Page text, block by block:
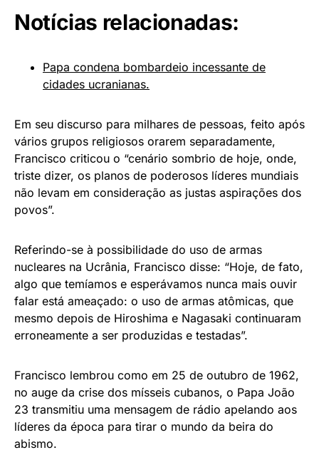
Notícias relacionadas:
Papa condena bombardeio incessante de
cidades ucranianas.
Em seu discurso para milhares de pessoas, feito após
vários grupos religiosos orarem separadamente,
Francisco criticou o “cenário sombrio de hoje, onde,
triste dizer, os planos de poderosos líderes mundiais
não levam em consideração as justas aspirações dos
povos”.
Referindo-se à possibilidade do uso de armas
nucleares na Ucrânia, Francisco disse: “Hoje, de fato,
algo que temíamos e esperávamos nunca mais ouvir
falar está ameaçado: o uso de armas atômicas, que
mesmo depois de Hiroshima e Nagasaki continuaram
erroneamente a ser produzidas e testadas”.
Francisco lembrou como em 25 de outubro de 1962,
no auge da crise dos mísseis cubanos, o Papa João
23 transmitiu uma mensagem de rádio apelando aos
líderes da época para tirar o mundo da beira do
abismo.